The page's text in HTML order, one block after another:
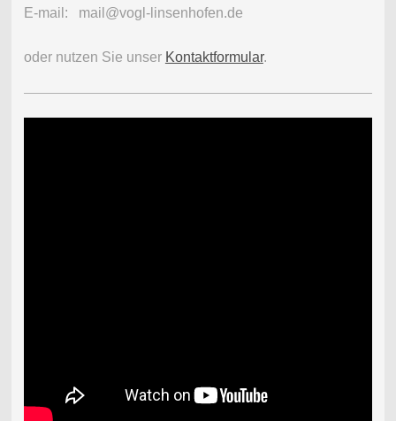
E-mail: mail@vogl-linsenhofen.de
oder nutzen Sie unser Kontaktformular.